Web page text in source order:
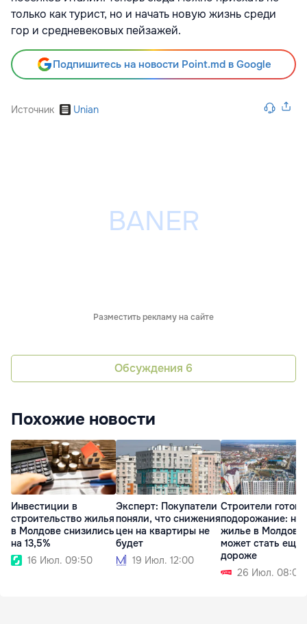
только как турист, но и начать новую жизнь среди
гор и средневековых пейзажей.
Подпишитесь на новости Point.md в Google
Источник Unian
Разместить рекламу на сайте
Обсуждения 6
Похожие новости
Инвестиции в
строительство жилья
в Молдове снизились
на 13,5%
16 Июл. 09:50
Эксперт: Покупатели
поняли, что снижения
цен на квартиры не
будет
19 Июл. 12:00
Строители
подорожание:
жилье в Молдове
может стать еще
дороже
26 Июл. 08:00